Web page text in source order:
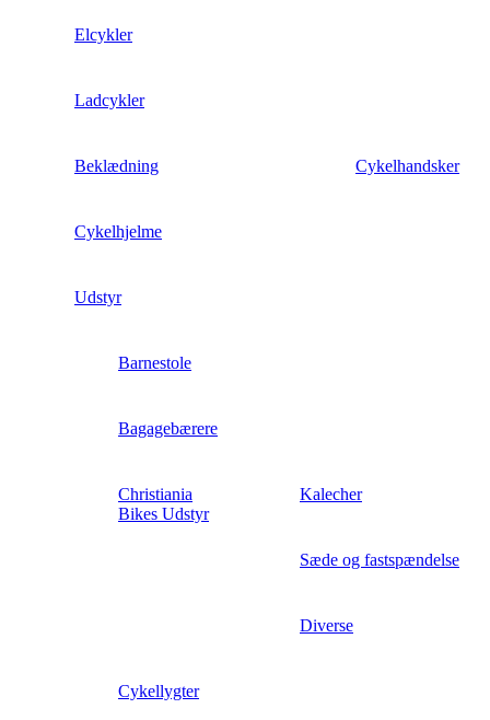
Elcykler
Ladcykler
Beklædning Cykelhandsker
Cykelhjelme
Udstyr
Barnestole
Bagagebærere
Christiania
Bikes Udstyr
Kalecher
Sæde og fastspændelse
Diverse
Cykellygter